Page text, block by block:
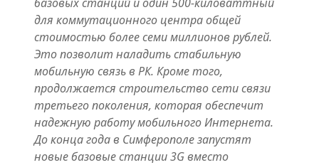
для коммутационного центра общей
стоимостью более семи миллионов рублей.
Это позволит наладить стабильную
мобильную связь в РК. Кроме того,
продолжается строительство сети связи
третьего поколения, которая обеспечит
надежную работу мобильного Интернета.
До конца года в Симферополе запустят
новые базовые станции 3G вместо